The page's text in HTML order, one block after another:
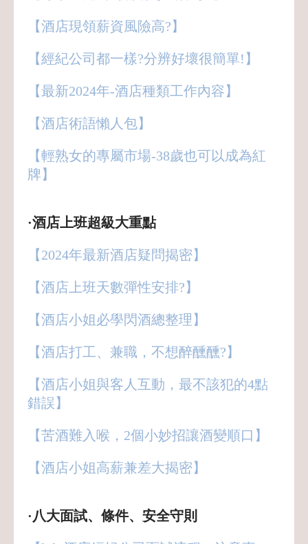
【酒店現領薪資風險高?】
【經紀公司都一樣?分辨好壞很簡單!】
【最新2024年-酒店種類工作內容】
【酒店術語懶人包】
【輕熟女的專屬市場-38歲也可以成為紅
牌】
·酒店上班超級大重點
【2024年最新酒店疑問揭密】
【酒店上班天數彈性安排?】
【酒店小姐必學閃酒總整理】
【酒店打工、兼職，不想醉醺醺?】
【酒店小姐與客人互動，最不該犯的4點
錯誤】
【苦酒難入喉，2個小妙招讓酒變順口】
【酒店小姐高薪兼差大揭密】
·八大面試、條件、安全守則